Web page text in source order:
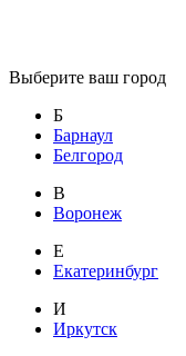
Выберите ваш город
Б
Барнаул
Белгород
В
Воронеж
Е
Екатеринбург
И
Иркутск